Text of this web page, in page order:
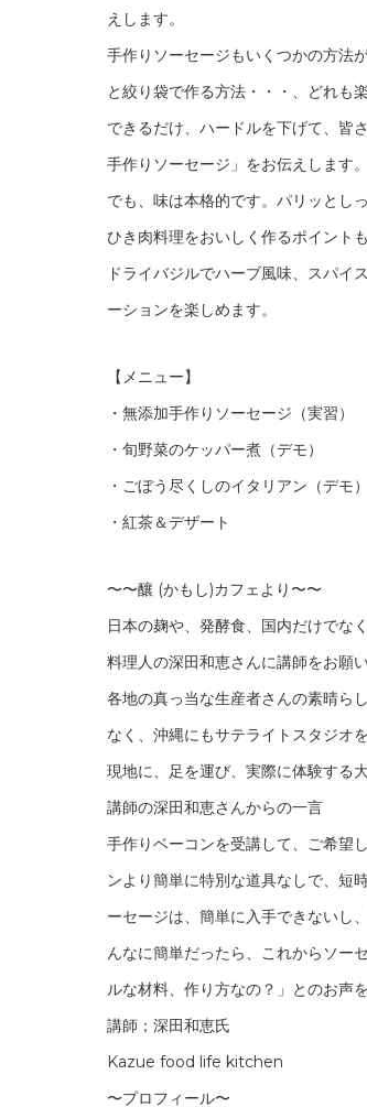
えします。
手作りソーセージもいくつかの方法
と絞り袋で作る方法・・・、どれも
できるだけ、ハードルを下げて、皆
手作りソーセージ」をお伝えします。
でも、味は本格的です。パリッとし
ひき肉料理をおいしく作るポイント
ドライバジルでハーブ風味、スパイ
ーションを楽しめます。
【メニュー】
・無添加手作りソーセージ（実習）
・旬野菜のケッパー煮（デモ）
・ごぼう尽くしのイタリアン（デモ）
・紅茶＆デザート
〜〜釀 (かもし)カフェより〜〜
日本の麹や、発酵食、国内だけでな
料理人の深田和恵さんに講師をお願い
各地の真っ当な生産者さんの素晴ら
なく、沖縄にもサテライトスタジオ
現地に、足を運び、実際に体験する
講師の深田和恵さんからの一言
手作りベーコンを受講して、ご希望
ンより簡単に特別な道具なしで、短
ーセージは、簡単に入手できないし
んなに簡単だったら、これからソー
ルな材料、作り方なの？」とのお声
講師；深田和恵氏
Kazue food life kitchen
〜プロフィール〜